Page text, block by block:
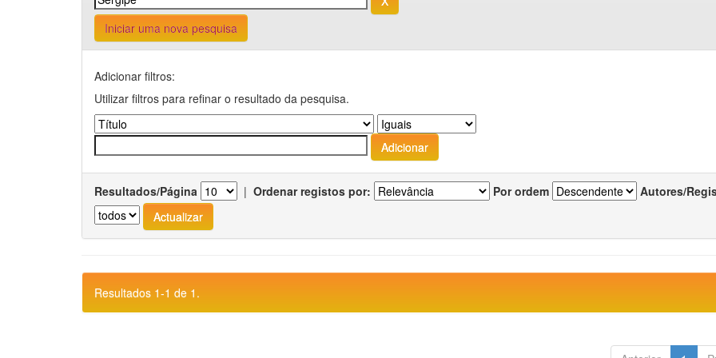
Iniciar uma nova pesquisa
Adicionar filtros:
Utilizar filtros para refinar o resultado da pesquisa.
Resultados/Página | Ordenar registos por: Por ordem Autores/
Resultados 1-1 de 1.